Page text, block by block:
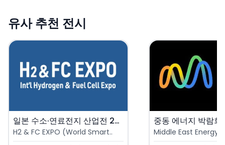
유사 추천 전시
일본 수소·연료전지 산업전 202..
H2 & FC EXPO (World Smart..
중동 에너지 박람
Middle East Energy